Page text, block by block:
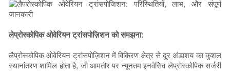
लेप्रोस्कोपिक ओवेरियन ट्रांसपोज़िशन को समझना:
लैप्रोस्कोपिक ओवेरियन ट्रांसपोज़िशन में विकिरण क्षेत्र से दूर अंडाशय का कुशल
स्थानांतरण शामिल होता है, जो आमतौर पर न्यूनतम इनवेसिव लेप्रोस्कोपिक सर्जरी